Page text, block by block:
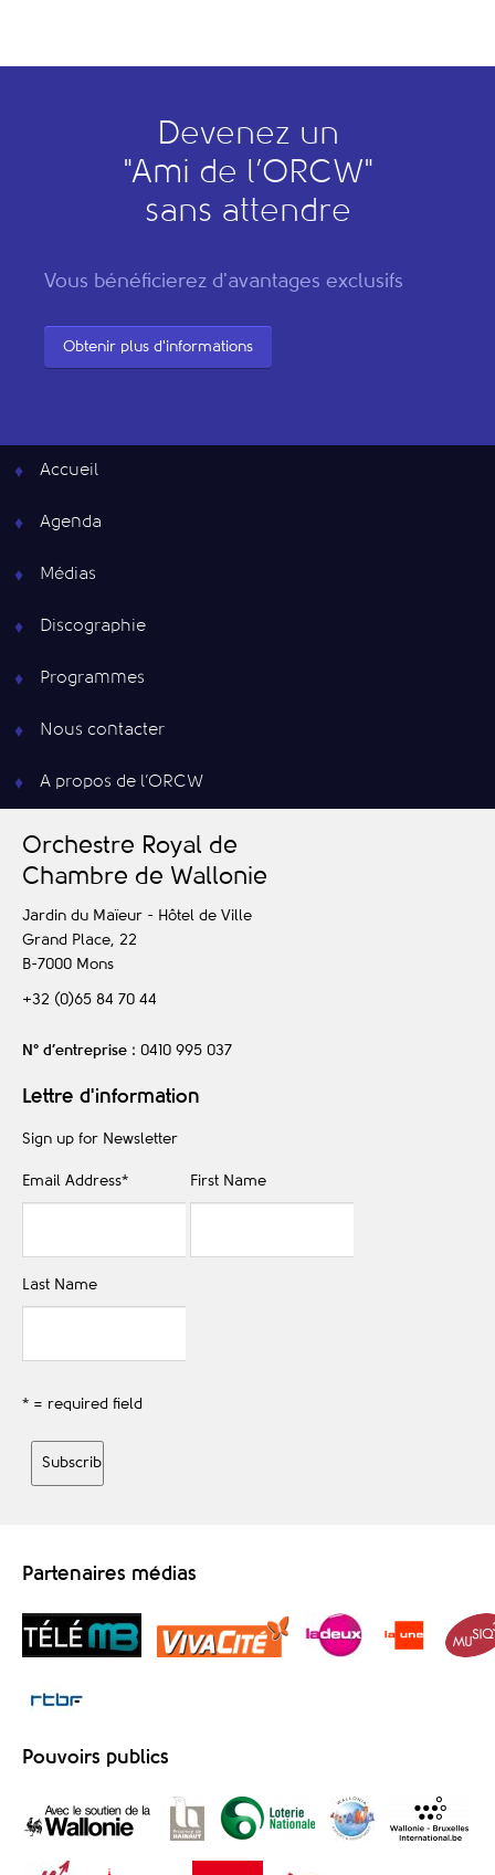
Devenez un
"Ami de l’ORCW"
sans attendre
Vous bénéficierez d'avantages exclusifs
Obtenir plus d'informations
Accueil
Agenda
Médias
Discographie
Programmes
Nous contacter
A propos de l’ORCW
Orchestre Royal de
Chambre de Wallonie
Jardin du Maïeur - Hôtel de Ville
Grand Place, 22
B-7000 Mons
+32 (0)65 84 70 44
N° d’entreprise : 0410 995 037
Lettre d'information
Sign up for Newsletter
Email Address* First Name
Last Name
* = required field
Partenaires médias
Pouvoirs publics